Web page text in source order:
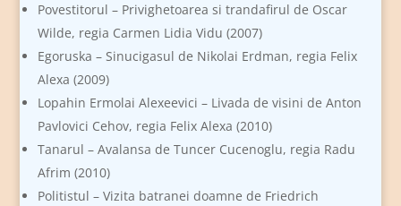
Povestitorul – Privighetoarea si trandafirul de Oscar
Wilde, regia Carmen Lidia Vidu (2007)
Egoruska – Sinucigasul de Nikolai Erdman, regia Felix
Alexa (2009)
Lopahin Ermolai Alexeevici – Livada de visini de Anton
Pavlovici Cehov, regia Felix Alexa (2010)
Tanarul – Avalansa de Tuncer Cucenoglu, regia Radu
Afrim (2010)
Politistul – Vizita batranei doamne de Friedrich